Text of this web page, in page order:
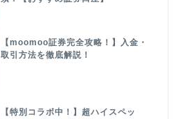
【moomoo証券完全攻略！】入金・
取引方法を徹底解説！
【特別コラボ中！】超ハイスペッ